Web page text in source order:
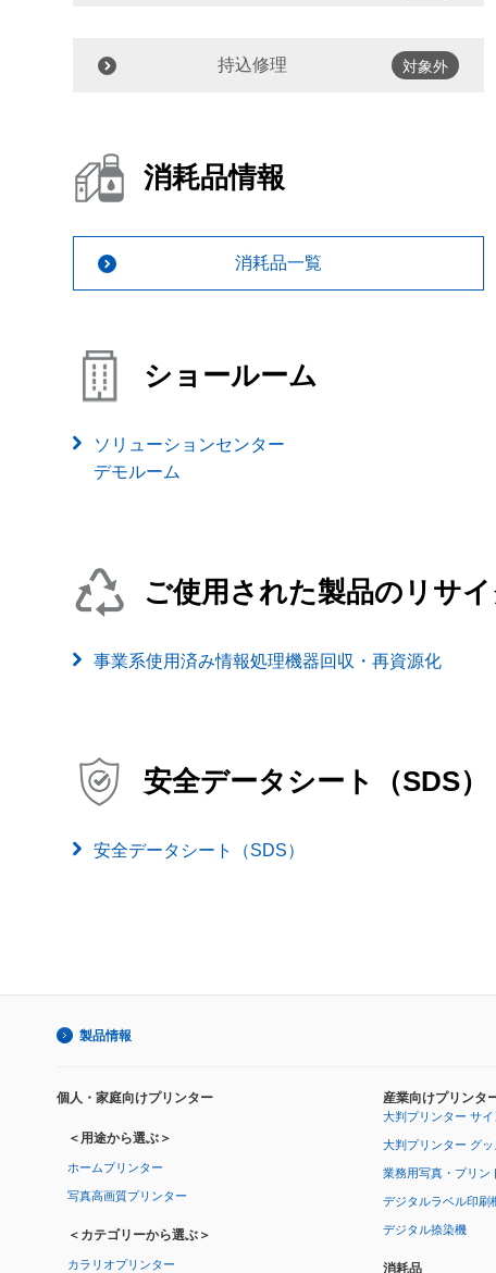
持込修理 対象外
消耗品情報
消耗品一覧
ショールーム
ソリューションセンター
デモルーム
ご使用された製品のリサイ
事業系使用済み情報処理機器回収・再資源化
安全データシート（SDS）
安全データシート（SDS）
製品情報
個人・家庭向けプリンター
＜用途から選ぶ＞
ホームプリンター
写真高画質プリンター
＜カテゴリーから選ぶ＞
カラリオプリンター
産業向けプリンタ
大判プリンター サ
大判プリンター グ
業務用写真・プリン
デジタルラベル印刷
デジタル捺染機
消耗品